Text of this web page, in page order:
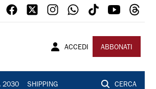
ACCEDI ABBONATI
2030 SHIPPING CERCA